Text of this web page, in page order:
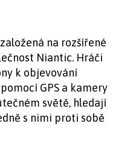
na rozšířené
Niantic. Hráči
k objevování
GPS a kamery
světě, hledají
s nimi proti sobě